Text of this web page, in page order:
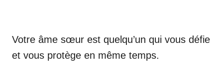
Votre âme sœur est quelqu’un qui vous défie
et vous protège en même temps.